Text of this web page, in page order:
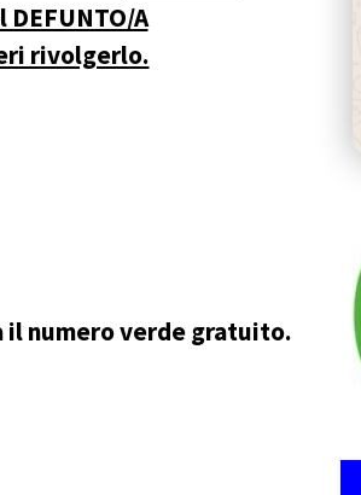
DEFUNTO/A
rivolgerlo.
il numero verde gratuito.